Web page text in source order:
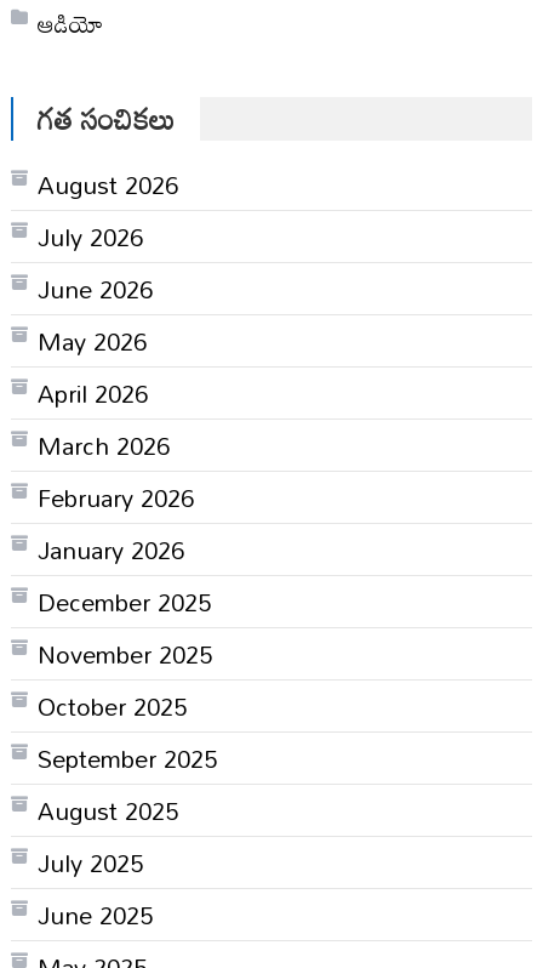
ఆడియో
గత సంచికలు
August 2026
July 2026
June 2026
May 2026
April 2026
March 2026
February 2026
January 2026
December 2025
November 2025
October 2025
September 2025
August 2025
July 2025
June 2025